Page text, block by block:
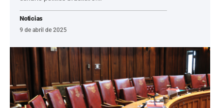
Noticias
9 de abril de 2025